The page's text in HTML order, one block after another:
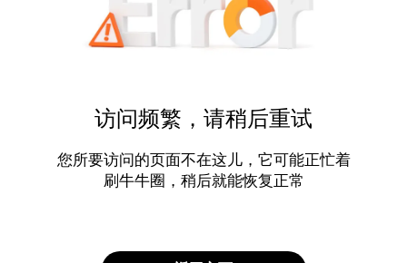
访问频繁，请稍后重试
您所要访问的页面不在这儿，它可能正忙着
刷牛牛圈，稍后就能恢复正常